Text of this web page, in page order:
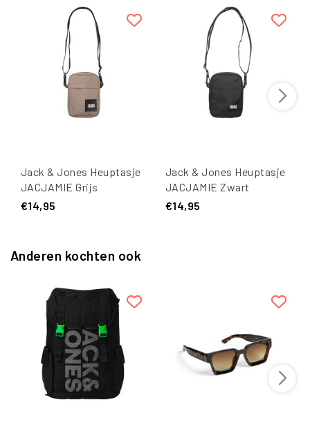
Jack & Jones Heuptasje
JACJAMIE Grijs
€14,95
Jack & Jones Heuptasje
JACJAMIE Zwart
€14,95
Anderen kochten ook